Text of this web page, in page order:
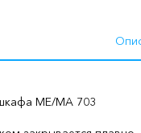
ME/MA 703